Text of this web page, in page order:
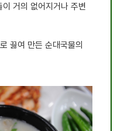
거의 없어지거나 주변
끓여 만든 순대국물의